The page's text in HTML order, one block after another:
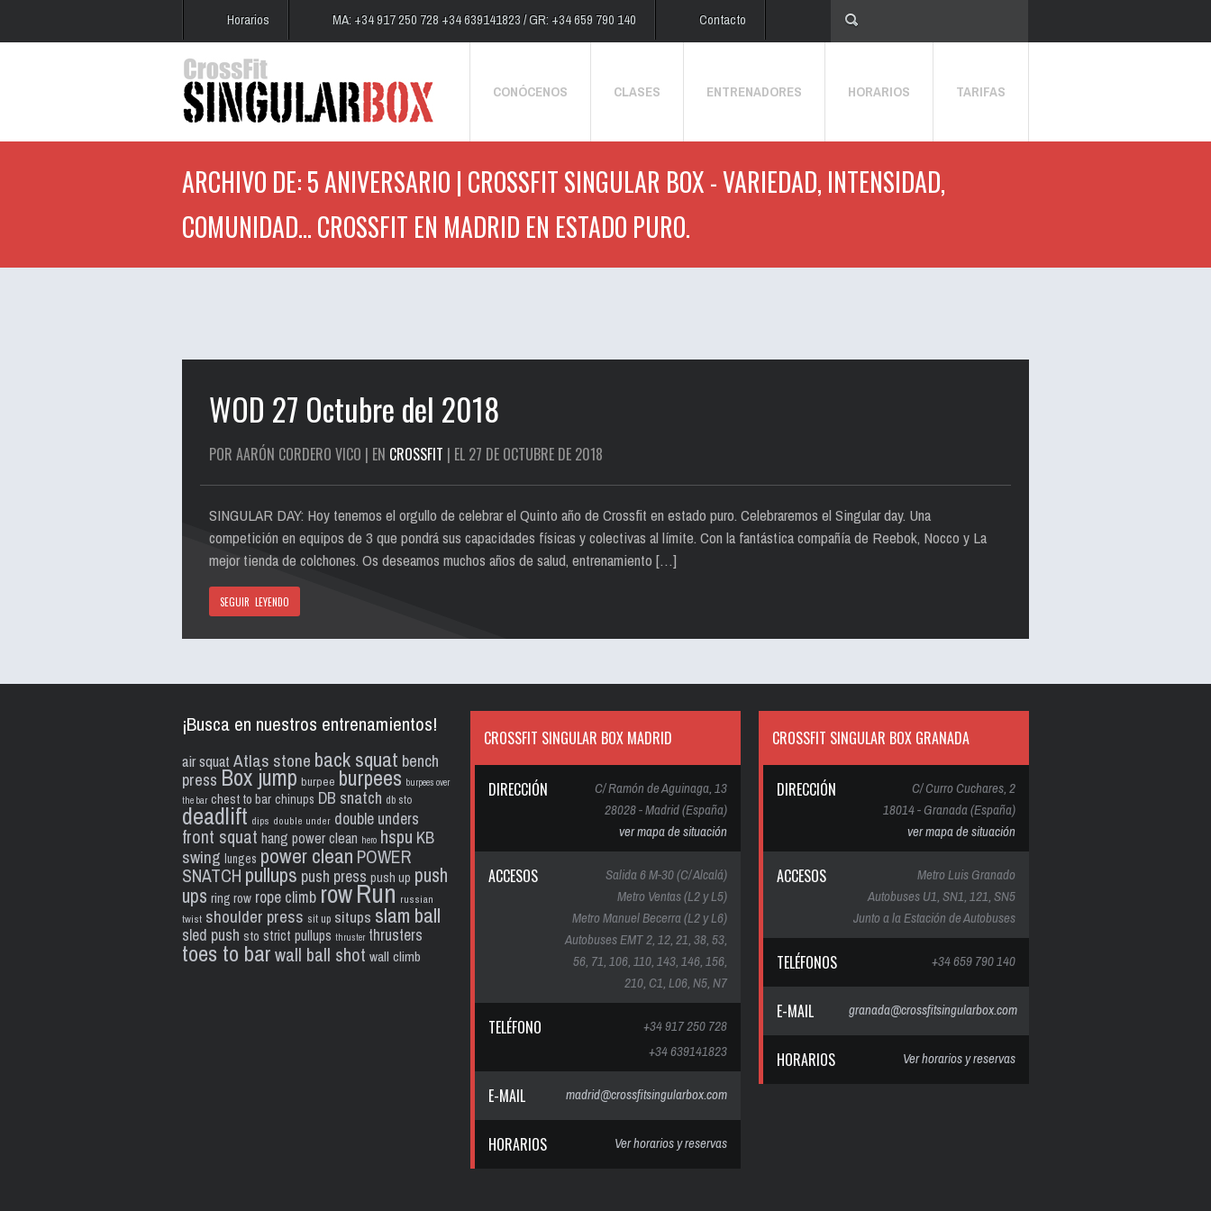
Horarios MA: +34 917 250 728 +34 639141823 / GR: +34 659 790 140 Contacto
CONÓCENOS CLASES ENTRENADORES HORARIOS TARIFAS
ARCHIVO DE: 5 ANIVERSARIO | CROSSFIT SINGULAR BOX - VARIEDAD, INTENSIDAD,
COMUNIDAD... CROSSFIT EN MADRID EN ESTADO PURO.
WOD 27 Octubre del 2018
POR AARÓN CORDERO VICO | EN CROSSFIT | EL 27 DE OCTUBRE DE 2018
SINGULAR DAY: Hoy tenemos el orgullo de celebrar el Quinto año de Crossfit en estado puro. Celebraremos el Singular day. Una
competición en equipos de 3 que pondrá sus capacidades físicas y colectivas al límite. Con la fantástica compañía de Reebok, Nocco y La
mejor tienda de colchones. Os deseamos muchos años de salud, entrenamiento […]
SEGUIR LEYENDO
¡Busca en nuestros entrenamientos!
air squat Atlas stone back squat bench
press Box jump burpee burpees burpees over
the bar chest to bar chinups DB snatch db sto
deadlift dips double under double unders
front squat hang power clean hero hspu KB
swing lunges power clean POWER
SNATCH pullups push press push up push
ups ring row rope climb rowRun russian
twist shoulder press sit up situps slam ball
sled push sto strict pullups thruster thrusters
toes to barwall ball shot wall climb
CROSSFIT SINGULAR BOX MADRID
DIRECCIÓN
C/ Ramón de Aguinaga, 13
28028 - Madrid (España)
ver mapa de situación
ACCESOS
Salida 6 M-30 (C/ Alcalá)
Metro Ventas (L2 y L5)
Metro Manuel Becerra (L2 y L6)
Autobuses EMT 2, 12, 21, 38, 53,
56, 71, 106, 110, 143, 146, 156,
210, C1, L06, N5, N7
TELÉFONO
+34 917 250 728
+34 639141823
E-MAIL madrid@crossfitsingularbox.com
HORARIOS Ver horarios y reservas
CROSSFIT SINGULAR BOX GRANADA
DIRECCIÓN
C/ Curro Cuchares, 2
18014 - Granada (España)
ver mapa de situación
ACCESOS
Metro Luis Granado
Autobuses U1, SN1, 121, SN5
Junto a la Estación de Autobuses
TELÉFONOS +34 659 790 140
E-MAIL granada@crossfitsingularbox.com
HORARIOS Ver horarios y reservas